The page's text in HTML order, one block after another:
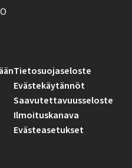
Tietosuojaseloste
Evästekäytännöt
Saavutettavuusseloste
Ilmoituskanava
Evästeasetukset